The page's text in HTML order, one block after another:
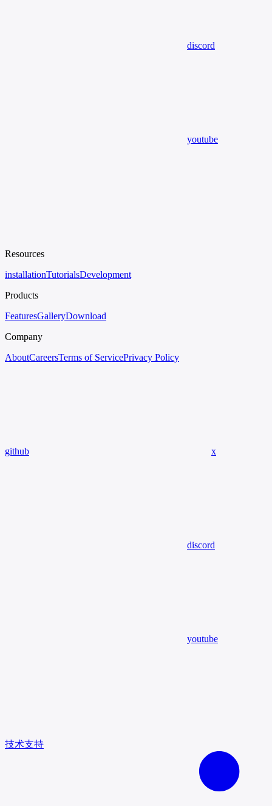
discord
youtube
Resources
installationTutorialsDevelopment
Products
FeaturesGalleryDownload
Company
AboutCareersTerms of ServicePrivacy Policy
github x
discord
youtube
技术支持